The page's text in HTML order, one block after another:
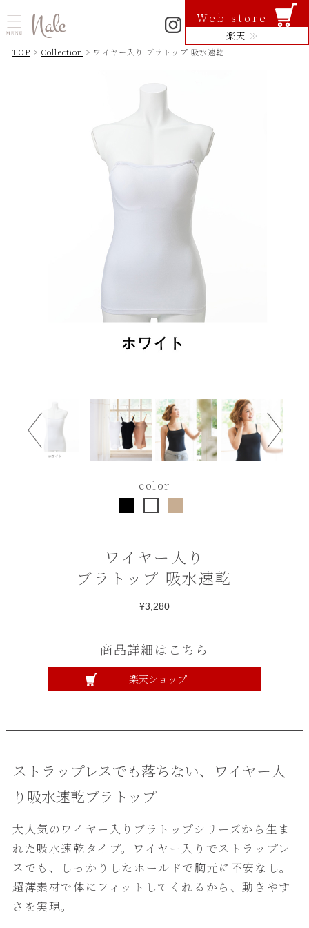
Web store
楽天
TOP > Collection > ワイヤー入り ブラトップ 吸水速乾
color
ワイヤー入り
ブラトップ 吸水速乾
¥3,280
商品詳細はこちら
楽天ショップ
ストラップレスでも落ちない、ワイヤー入
り吸水速乾ブラトップ
大人気のワイヤー入りブラトップシリーズから生ま
れた吸水速乾タイプ。ワイヤー入りでストラップレ
スでも、しっかりしたホールドで胸元に不安なし。
超薄素材で体にフィットしてくれるから、動きやす
さを実現。